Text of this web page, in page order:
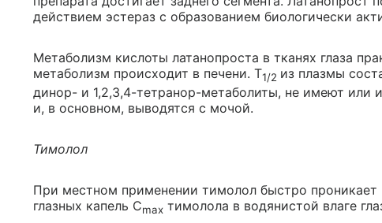
действием эстераз с образованием биологически
Метаболизм кислоты латанопроста в тканях глаза
метаболизм происходит в печени. T1/2 из плазмы
динор- и 1,2,3,4-тетранор-метаболиты, не имеют или
и, в основном, выводятся с мочой.
Тимолол
При местном применении тимолол быстро проникает
глазных капель Cmax тимолола в водянистой влаге